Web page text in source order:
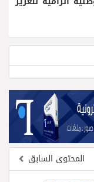
المحتوى السابق